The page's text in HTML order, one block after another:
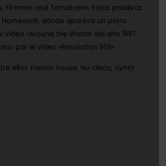
Firemen and Tomatoes». Estas palabras
Homework, dónde aparece un perro
«Around the World» del año 1997
por el vídeo «Revolution 909»
ellos French house, Nu-disco, Synth